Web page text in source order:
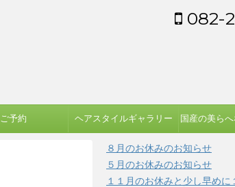
082-
ご予約 ヘアスタイルギャラリー 国産の美ら
蓼藍を使
８月のお休みのお知らせ
５月のお休みのお知らせ
１１月のお休みと少し早め